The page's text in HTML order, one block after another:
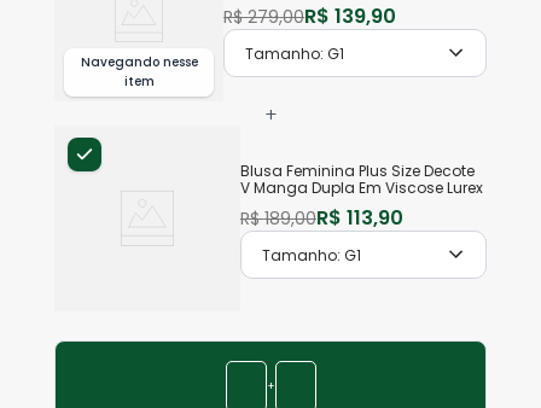
Navegando nesse
item
R$ 279,00R$ 139,90
Tamanho:G1
+
Blusa Feminina Plus Size Decote
V Manga Dupla Em Viscose Lurex
R$ 189,00R$ 113,90
Tamanho: G1
+